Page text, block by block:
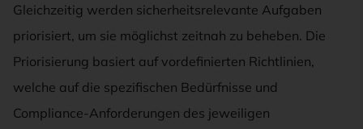
Gleichzeitig werden sicherheitsrelevante Aufgaben
priorisiert, um sie möglichst zeitnah zu beheben. Die
Priorisierung basiert auf vordefinierten Richtlinien,
welche auf die spezifischen Bedürfnisse und
Compliance-Anforderungen des jeweiligen